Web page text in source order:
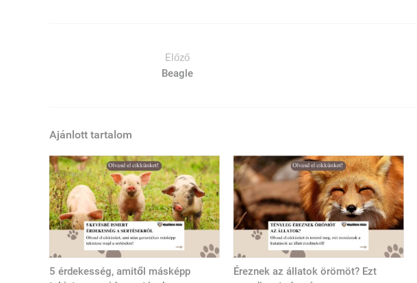
Előző
Beagle
Ajánlott tartalom
5 érdekesség, amitől másképp
Éreznek az állatok örömöt? Ezt